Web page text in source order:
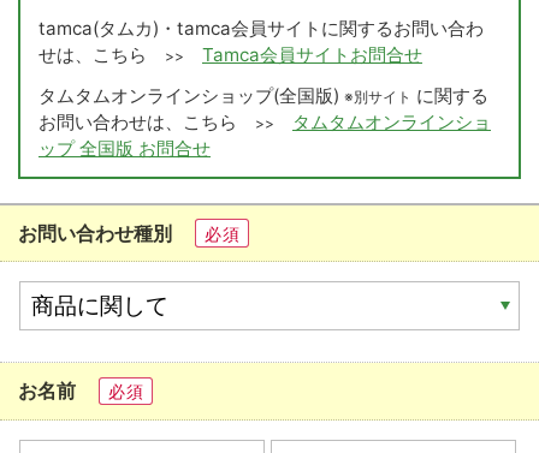
tamca(タムカ)・tamca会員サイトに関するお問い合わ
せは、こちら
>>
Tamca会員サイトお問合せ
タムタムオンラインショップ(全国版) ※別サイト に関する
お問い合わせは、こちら
>>
タムタムオンラインショ
ップ 全国版 お問合せ
お問い合わせ種別 必須
お名前 必須